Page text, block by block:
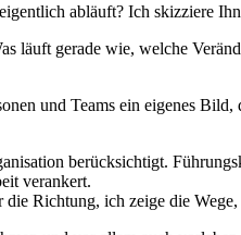
abläuft? Ich skizziere
läuft gerade wie, welche
und Teams ein eigenes
berücksichtigt.
verankert.
Richtung, ich zeige die